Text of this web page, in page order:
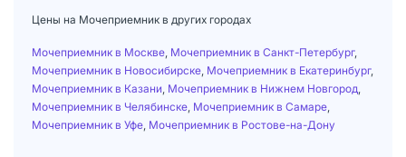
Цены на Мочеприемник в других городах
Мочеприемник в Москве Мочеприемник в Санкт-Петербург,
Мочеприемник в Новосибирске Мочеприемник в Екатеринбург,
Мочеприемник в Казани Мочеприемник в Нижнем Новгород
Мочеприемник в Челябинске Мочеприемник в Самаре
Мочеприемник в Уфе Мочеприемник в Ростове-на-Дону